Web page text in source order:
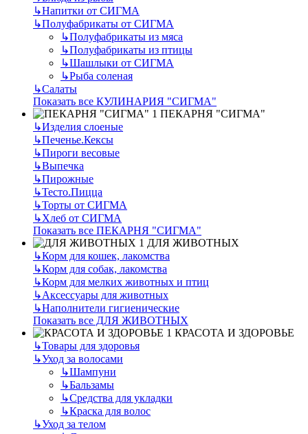
↳Напитки от СИГМА
↳Полуфабрикаты от СИГМА
↳Полуфабрикаты из мяса
↳Полуфабрикаты из птицы
↳Шашлыки от СИГМА
↳Рыба соленая
↳Салаты
Показать все КУЛИНАРИЯ "СИГМА"
ПЕКАРНЯ "СИГМА"
↳Изделия слоеные
↳Печенье.Кексы
↳Пироги весовые
↳Выпечка
↳Пирожные
↳Тесто.Пицца
↳Торты от СИГМА
↳Хлеб от СИГМА
Показать все ПЕКАРНЯ "СИГМА"
ДЛЯ ЖИВОТНЫХ
↳Корм для кошек, лакомства
↳Корм для собак, лакомства
↳Корм для мелких животных и птиц
↳Аксессуары для животных
↳Наполнители гигиенические
Показать все ДЛЯ ЖИВОТНЫХ
КРАСОТА И ЗДОРОВЬЕ
↳Товары для здоровья
↳Уход за волосами
↳Шампуни
↳Бальзамы
↳Средства для укладки
↳Краска для волос
↳Уход за телом